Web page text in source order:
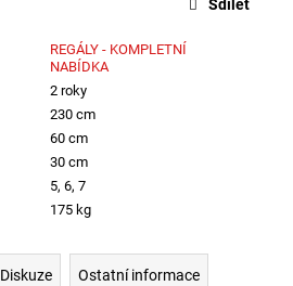
REGÁLY - KOMPLETNÍ
NABÍDKA
2 roky
230 cm
60 cm
30 cm
5, 6, 7
175 kg
Sdílet
Diskuze Ostatní informace